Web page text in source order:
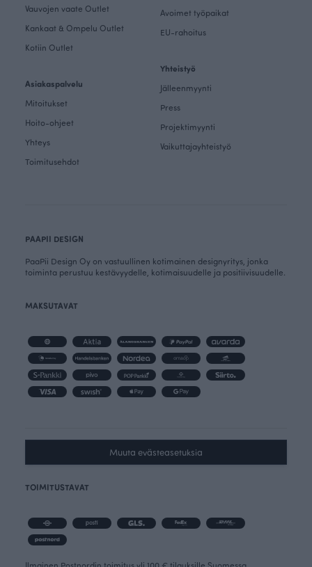
Vauvojen vaate Outlet
Kankaat & Ompelu Outlet
Kotiin Outlet
Asiakaspalvelu
Mitoitukset
Hoito-ohjeet
Yhteys
Toimitusehdot
Avoimet työpaikat
EU-rahoitus
Yhteistyö
Jälleenmyynti
Press
Projektimyynti
Vaikuttajayhteistyö
PAAPII DESIGN
PaaPii Design Oy on vastuullinen kotimainen designyritys, jonka
toiminta perustuu kestävyydelle, kotimaisuudelle ja positiivisuudelle.
MAKSUTAVAT
Muuta evästeasetuksia
TOIMITUSTAVAT